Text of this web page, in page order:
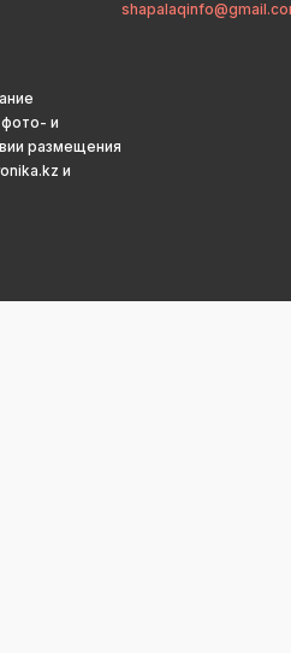
и
размещения
и